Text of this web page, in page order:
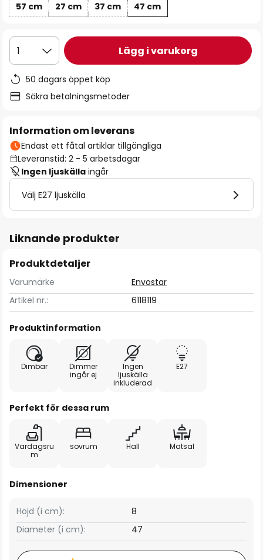
57 cm
27 cm 37 cm 47 cm
1 Lägg i varukorg
50 dagars öppet köp
Säkra betalningsmetoder
Information om leverans
Endast ett fåtal artiklar tillgängliga
Leveranstid: 2 - 5 arbetsdagar
Ingen ljuskälla ingår
Välj E27 ljuskälla
Liknande produkter
Produktdetaljer
Varumärke
Envostar
Artikel nr.:
6118119
Produktinformation
Dimbar
Dimmer
ingår ej
Ingen
ljuskälla
inkluderad
E27
Perfekt för dessa rum
Vardagsru
m
sovrum Hall Matsal
Dimensioner
Höjd (i cm):
8
Diameter (i cm):
47